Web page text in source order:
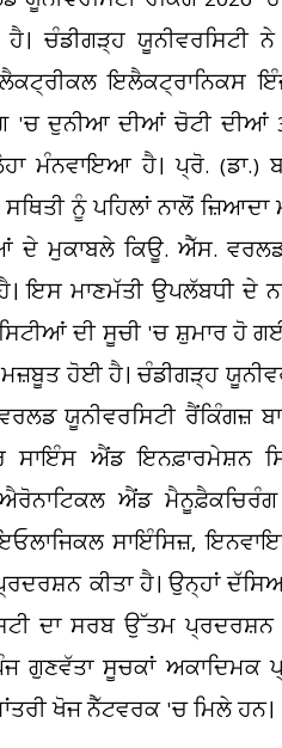
ਹੈ। ਚੰਡੀਗੜ੍ਹ
ਇਲੈਕਟ੍ਰਾਨਿਕਸ
'ਚ ਦੁਨੀਆ ਦੀਆਂ ਚੋਟੀ ਦੀਆਂ
ਮੰਨਵਾਇਆ ਹੈ। ਪ੍ਰੋ. (ਡਾ.)
ਨੂੰ ਪਹਿਲਾਂ ਨਾਲੋਂ ਜ਼ਿਆਦਾ
ਦੇ ਮੁਕਾਬਲੇ ਕਿਊ. ਐੱਸ.
ਇਸ ਮਾਣਮੱਤੀ ਉਪਲੱਬਧੀ ਦੇ
ਦੀ ਸੂਚੀ 'ਚ ਸ਼ੁਮਾਰ ਹੋ
ਹੋਈ ਹੈ। ਚੰਡੀਗੜ੍ਹ
ਯੂਨੀਵਰਸਿਟੀ ਰੈਂਕਿੰਗਜ਼
ਸਾਇੰਸ ਐਂਡ ਇਨਫ਼ਾਰਮੇਸ਼ਨ
ਐਂਡ
ਸਾਇੰਸਿਜ਼,
ਕੀਤਾ ਹੈ। ਉਨ੍ਹਾਂ
ਦਾ ਸਰਬ ਉੱਤਮ
ਗੁਣਵੱਤਾ ਸੂਚਕਾਂ ਅਕਾਦਿਮਕ
ਖੋਜ ਨੈੱਟਵਰਕ 'ਚ ਮਿਲੇ ਹਨ।